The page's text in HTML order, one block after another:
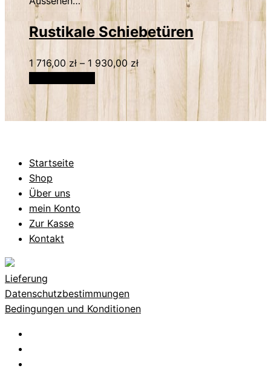
Rustikale Schiebetüren
1 716,00 zł – 1 930,00 zł
Startseite
Shop
Über uns
mein Konto
Zur Kasse
Kontakt
Lieferung
Datenschutzbestimmungen
Bedingungen und Konditionen